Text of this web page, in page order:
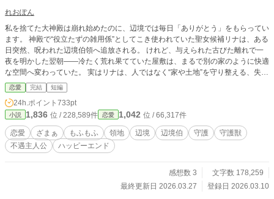
れおぽん
私を捨てた大神殿は崩れ始めたのに、辺境では毎日「ありがとう」をもらってい
ます。 神殿で“役立たずの雑用係”としてこき使われていた聖女候補リナは、ある
日突然、呪われた辺境伯領へ追放される。 けれど、与えられた古びた離れで一
夜を明かした翌朝――冷たく荒れ果てていた屋敷は、まるで別の家のように快適
な空間へ変わっていた。 実はリナは、人ではなく“家や土地”を守り整える、失わ
れた系譜《家護りの聖女》だったのだ。 彼女が館も井戸も畑も整えるたび、辺
境の暮らしはよみがえり、冷徹と噂の辺境伯アシュレイはなぜか彼女を手放そう
としない。 一方、リナを追放した大神殿では奇跡が崩れ始め、彼女の力を奪っ
ていた不正まで明らかになっていき――。 これは、居場所を持てなかった少女
が、誰かの帰る家を守ることで、自分の帰る場所も手に入れる、追放ざまぁ×溺
愛×領地再生ファンタジー。
恋愛 完結 短編
24h.ポイント 733pt
小説 1,836 位 / 228,589件 恋愛 1,042 位 / 66,317件
恋愛 ざまぁ もふもふ 領地 辺境 辺境伯 守護
守護獣
不遇主人公
ハッピーエンド
感想数 3
文字数 178,259
最終更新日 2026.03.27
登録日 2026.03.10